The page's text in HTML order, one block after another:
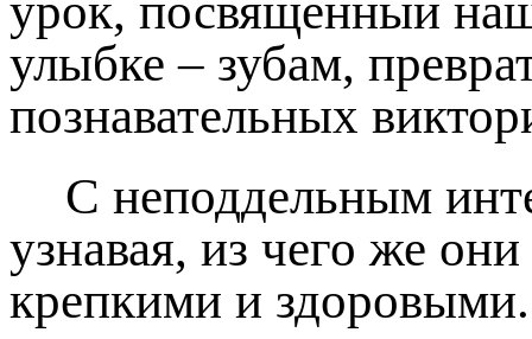
улыбке – зубам,
познавательных
С неподдельным
узнавая, из чего же
крепкими и